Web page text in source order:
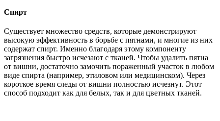
Спирт
Существует множество средств, которые демонстрируют
высокую эффективность в борьбе с пятнами, и многие из них
содержат спирт. Именно благодаря этому компоненту
загрязнения быстро исчезают с тканей. Чтобы удалить пятна
от вишни, достаточно замочить пораженный участок в любом
виде спирта (например, этиловом или медицинском). Через
короткое время следы от вишни полностью исчезнут. Этот
способ подходит как для белых, так и для цветных тканей.